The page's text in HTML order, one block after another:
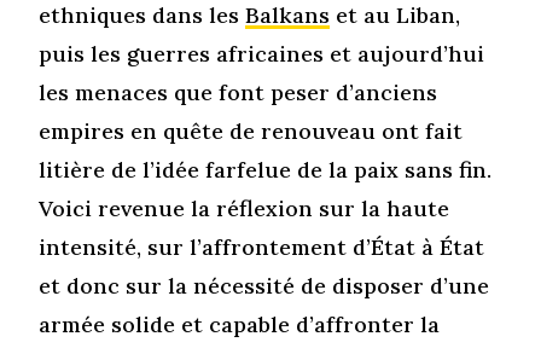
ethniques dans lesBalkans et au Liban,
puis les guerres africaines et aujourd’hui
les menaces que font peser d’anciens
empires en quête de renouveau ont fait
litière de l’idée farfelue de la paix sans fin.
Voici revenue la réflexion sur la haute
intensité, sur l’affrontement d’État à État
et donc sur la nécessité de disposer d’une
armée solide et capable d’affronter la